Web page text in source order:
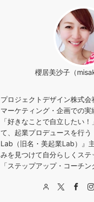
櫻居美沙子（
プロジェクトデザイン株式
マーケティング・企画での実
「好きなことで自立したい
て、起業プロデュースを行
Lab（旧名・美起業Lab）』
みを見つけて自分らしくス
「ステップアップ・コーチン